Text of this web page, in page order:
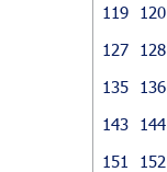
119
120
127
128
135
136
143
144
151
152